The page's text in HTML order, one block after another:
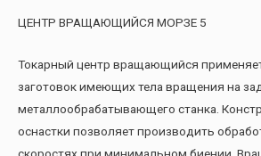
ЦЕНТР ВРАЩАЮЩИЙСЯ МОРЗЕ 5
Токарный центр вращающийся
заготовок имеющих тела вращения на
металлообрабатывающего станка.
оснастки позволяет производить